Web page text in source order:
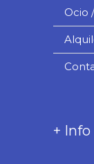
Ocio
+ Info